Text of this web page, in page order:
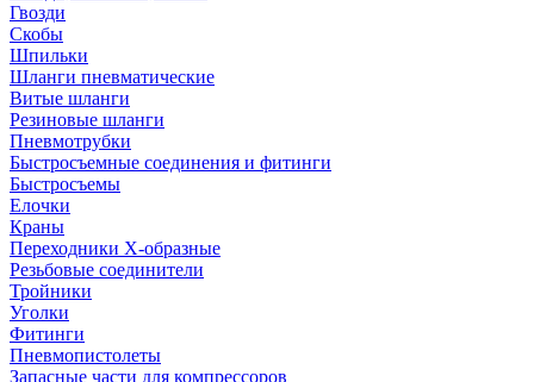
Гвозди
Скобы
Шпильки
Шланги пневматические
Витые шланги
Резиновые шланги
Пневмотрубки
Быстросъемные соединения и фитинги
Быстросъемы
Елочки
Краны
Переходники Х-образные
Резьбовые соединители
Тройники
Уголки
Фитинги
Пневмопистолеты
Запасные части для компрессоров